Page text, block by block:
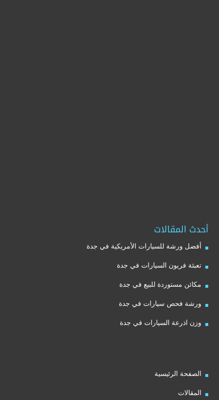
أحدث المقالات
أفضل ورشة للسيارات الأمريكية في جدة
تعبئة فريون السيارات في جدة
مكائن مستوردة للبيع في جدة
ورشة فحص سيارات في جدة
وزن اذرعة السيارات في جدة
الصفحة الرئيسية
المقالات